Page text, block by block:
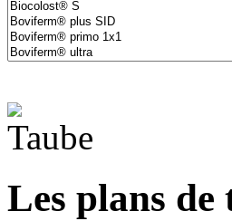
Les plans